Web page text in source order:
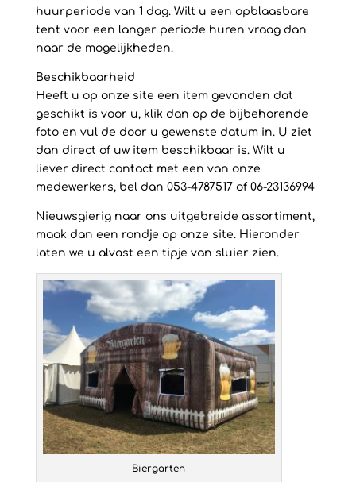
huurperiode van 1 dag. Wilt u een opblaasbare
tent voor een langer periode huren vraag dan
naar de mogelijkheden.
Beschikbaarheid
Heeft u op onze site een item gevonden dat
geschikt is voor u, klik dan op de bijbehorende
foto en vul de door u gewenste datum in. U ziet
dan direct of uw item beschikbaar is. Wilt u
liever direct contact met een van onze
medewerkers, bel dan 053-4787517 of 06-23136994
Nieuwsgierig naar ons uitgebreide assortiment,
maak dan een rondje op onze site. Hieronder
laten we u alvast een tipje van sluier zien.
Biergarten